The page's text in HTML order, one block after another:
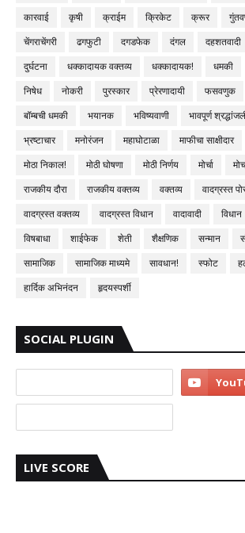
कारवाई
कृषी क्राईम क्रिकेट क्रूर
चेंगराचेंगरी
ढगफुटी दगडफेक दंगल दहशतवादी
दुर्घटना
धक्कादायक वक्तव्य धक्कादायक! धमकी
निषेध
नोकरी पुरस्कार प्रेरणादायी फसवणुक
बॉम्बची धमकी
भयानक भविष्यवाणी भावपूर्ण
भ्रष्टाचार
मनोरंजन महाघोटाळा माफीचा साक्षीदार
मोठा निकाल!
मोठी घोषणा मोठी निर्णय मोर्चा
राजकीय दौरा
राजकीय वक्तव्य वक्तव्य
वादग्रस्त
वादग्रस्त वक्तव्य
वादग्रस्त विधान वादावादी विधान
विषबाधा
शाईफेक शेती शैक्षणिक सन्मान
सामाजिक
सामाजिक माध्यमे सावधान! स्फोट
हार्दिक अभिनंदन
हृदयस्पर्शी
SOCIAL PLUGIN
LIVE SCORE